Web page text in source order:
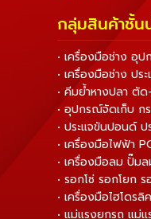
กลุ่มสินค้าชั้น
• เครื่องมือช่าง อุ
• เครื่องมือช่าง ปร
• คีมย้ำหางปลา ตั
• อุปกรณ์จัดเก็บ ก
• ประแจขันปอนด์
• เครื่องมือไฟฟ้า
• เครื่องมือลม ปั๊ม
• รอกโซ่ รอกโยก
• เครื่องมือไฮโดร
• แม่แรงยกรถ แม่แ